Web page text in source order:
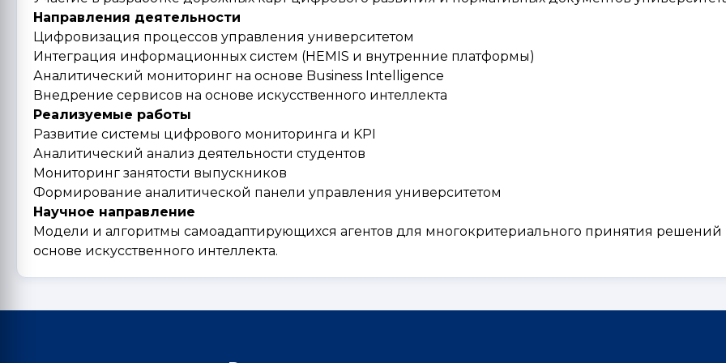
Направления деятельности
Цифровизация процессов управления университетом
Интеграция информационных систем (HEMIS и внутренние платформы)
Аналитический мониторинг на основе Business Intelligence
Внедрение сервисов на основе искусственного интеллекта
Реализуемые работы
Развитие системы цифрового мониторинга и KPI
Аналитический анализ деятельности студентов
Мониторинг занятости выпускников
Формирование аналитической панели управления университетом
Научное направление
Модели и алгоритмы самоадаптирующихся агентов для многокритериального принятия решений
основе искусственного интеллекта.